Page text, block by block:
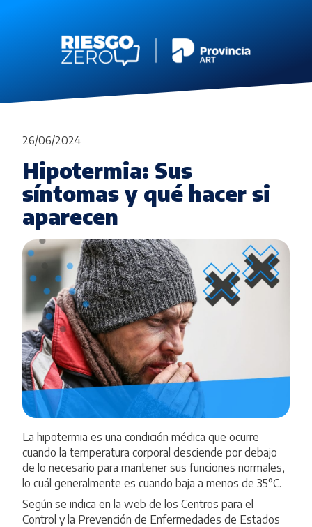
26/06/2024
Hipotermia: Sus
síntomas y qué hacer si
aparecen
La hipotermia es una condición médica que ocurre
cuando la temperatura corporal desciende por debajo
de lo necesario para mantener sus funciones normales,
lo cuál generalmente es cuando baja a menos de 35°C.
Según se indica en la web de los Centros para el
Control y la Prevención de Enfermedades de Estados